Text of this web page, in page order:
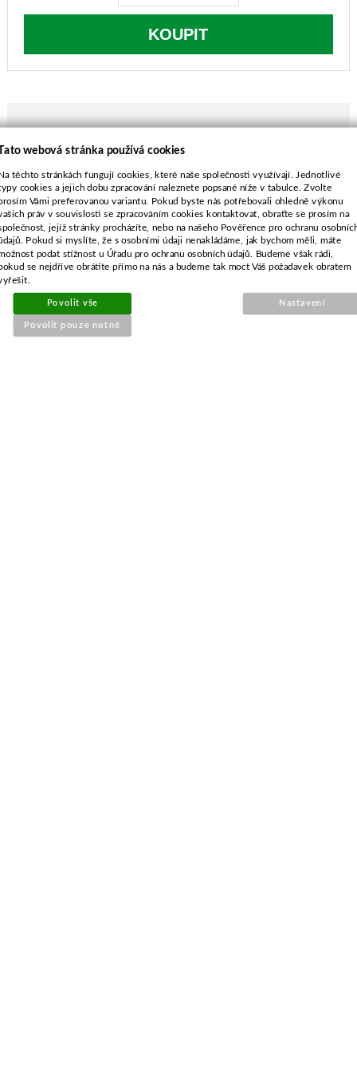
KOUPIT
POPIS ZBOŽÍ
délka-477 mm
průměr středu-16,0 mm
rozteč-70,0 mm
průměr vnějších děr-10,0 mm
SOUVISEJÍCÍ PRODUKTY
webová stránka používá cookies
těchto stránkách fungují cookies, které naše společnosti využívají. Jednotlivé
cookies a jejich dobu zpracování naleznete popsané níže v tabulce. Zvolte
Vámi preferovanou variantu. Pokud byste nás potřebovali ohledně výkonu
práv v souvislosti se zpracováním cookies kontaktovat, obraťte se prosím na
jejíž stránky procházíte, nebo na našeho Pověřence pro ochranu
Pokud si myslíte, že s osobními údaji nenakládáme, jak bychom měli, máte
podat stížnost u Úřadu pro ochranu osobních údajů. Budeme však rádi,
se nejdříve obrátíte přímo na nás a budeme tak moct Váš požadavek obratem
Povolit vše
Povolit pouze nutné
Nastavení